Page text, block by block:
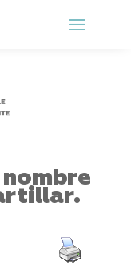
nombre